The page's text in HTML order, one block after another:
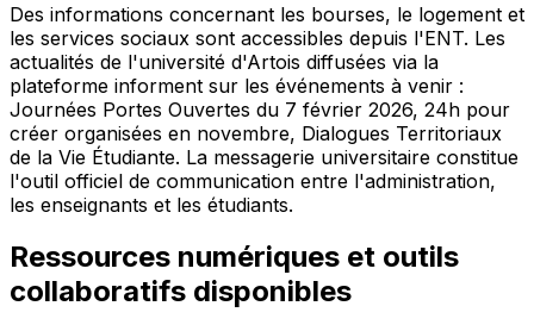
Des informations concernant les bourses, le logement et
les services sociaux sont accessibles depuis l'ENT. Les
actualités de l'université d'Artois diffusées via la
plateforme informent sur les événements à venir :
Journées Portes Ouvertes du 7 février 2026, 24h pour
créer organisées en novembre, Dialogues Territoriaux
de la Vie Étudiante. La messagerie universitaire constitue
l'outil officiel de communication entre l'administration,
les enseignants et les étudiants.
Ressources numériques et outils
collaboratifs disponibles